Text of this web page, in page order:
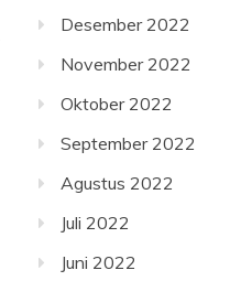
Desember 2022
November 2022
Oktober 2022
September 2022
Agustus 2022
Juli 2022
Juni 2022